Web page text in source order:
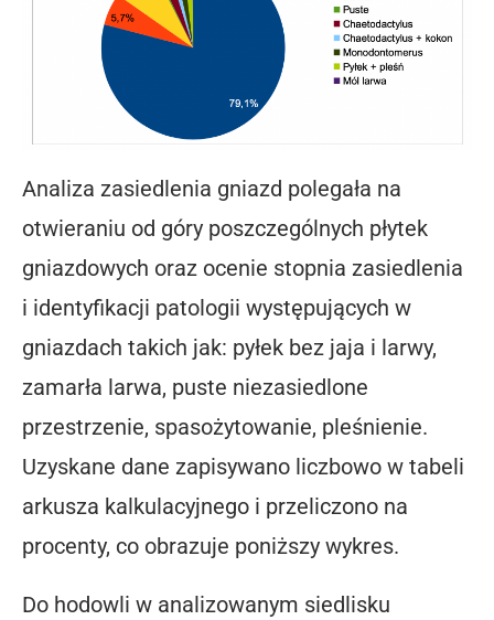
Analiza zasiedlenia gniazd polegała na
otwieraniu od góry poszczególnych płytek
gniazdowych oraz ocenie stopnia zasiedlenia
i identyfikacji patologii występujących w
gniazdach takich jak: pyłek bez jaja i larwy,
zamarła larwa, puste niezasiedlone
przestrzenie, spasożytowanie, pleśnienie.
Uzyskane dane zapisywano liczbowo w tabeli
arkusza kalkulacyjnego i przeliczono na
procenty, co obrazuje poniższy wykres.
Do hodowli w analizowanym siedlisku